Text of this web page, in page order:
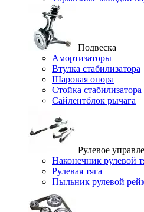
Подвеска
Амортизаторы
Втулка стабилизатора
Шаровая опора
Стойка стабилизатора
Сайлентблок рычага
Рулевое
Наконечник рулевой
Рулевая тяга
Пыльник рулевой